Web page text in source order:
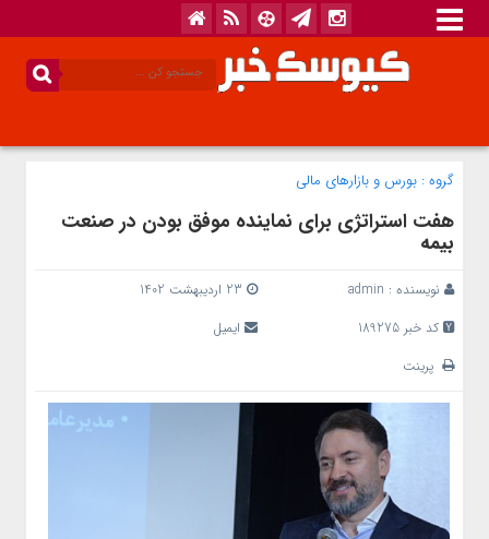
گروه : بورس و بازار‌های مالی
هفت استراتژی برای نماینده موفق بودن در صنعت
بیمه
نویسنده : admin
کد خبر 189275
ایمیل
پرینت